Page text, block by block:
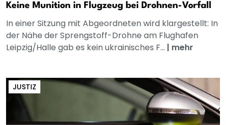
Keine Munition in Flugzeug bei Drohnen-Vorfall
In einer Sitzung mit Abgeordneten wird klargestellt: In
der Nähe der Sprengstoff-Drohne am Flughafen
Leipzig/Halle gab es kein ukrainisches F... | mehr
JUSTIZ